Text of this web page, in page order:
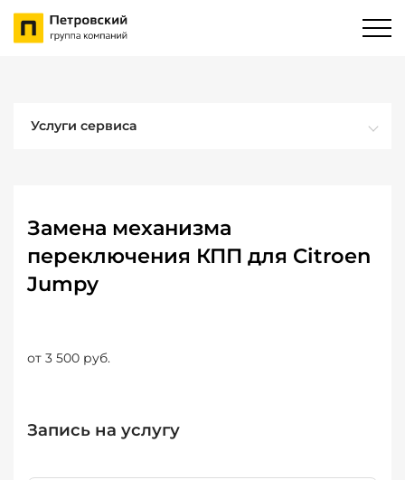
Услуги сервиса
Замена механизма
переключения КПП для Citroen
Jumpy
от 3 500 руб.
Запись на услугу